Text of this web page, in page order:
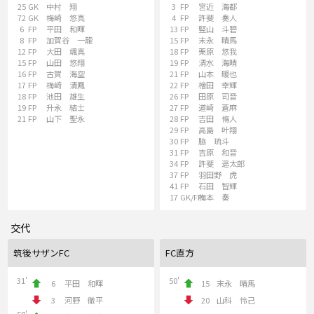
25 GK
中村 翔
72 GK
梅崎 悠真
6 FP
平田 和暉
8 FP
加賀谷 一龍
12 FP
大田 颯真
15 FP
山田 悠翔
16 FP
古賀 海空
17 FP
梅﨑 清鳳
18 FP
池田 雄生
19 FP
升永 結士
21 FP 山下 聖永
3 FP
宮近 海都
4 FP
許斐 奏人
13 FP
竪山 斗碧
15 FP
末永 晴馬
18 FP
栗原 悠我
19 FP
清水 海晴
21 FP
山本 暖也
22 FP
檜田 幸輝
26 FP
田原 司音
27 FP
道崎 蒼麻
28 FP
吉田 脩人
29 FP
高島 叶翔
30 FP
脇 琉斗
31 FP
吉原 和音
34 FP
許斐 遥太郎
37 FP
羽田野 虎
41 FP
石田 智輝
17 GK/FP梅本 奏
交代
筑後サザンFC
31' 6
平田 和暉
3
河野 徹平
FC直方
50' 15
末永 晴馬
20
山科 怜己